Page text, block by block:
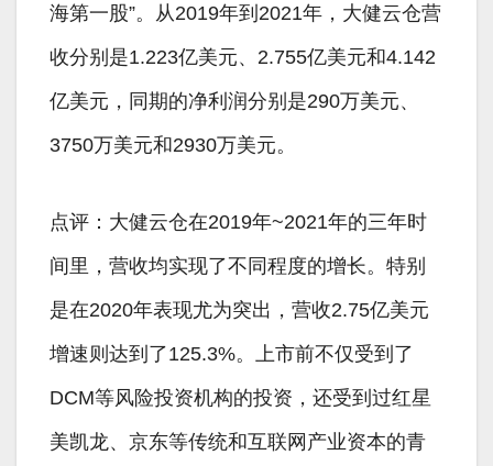
海第一股”。从2019年到2021年，大健云仓营
收分别是1.223亿美元、2.755亿美元和4.142
亿美元，同期的净利润分别是290万美元、
3750万美元和2930万美元。
点评：大健云仓在2019年~2021年的三年时
间里，营收均实现了不同程度的增长。特别
是在2020年表现尤为突出，营收2.75亿美元
增速则达到了125.3%。上市前不仅受到了
DCM等风险投资机构的投资，还受到过红星
美凯龙、京东等传统和互联网产业资本的青